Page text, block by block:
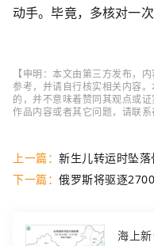
动手。毕竟，多核对一
【申明：本文由第三方发布，
参考，并请自行核实相关内容
的，并不意味着赞同其观点或
作品内容或者其它问题，请联系
上一篇： 新生儿转运时坠
下一篇： 俄罗斯将驱逐
海上